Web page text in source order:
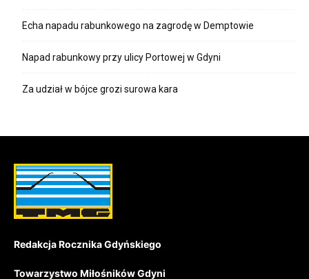
Echa napadu rabunkowego na zagrodę w Demptowie
Napad rabunkowy przy ulicy Portowej w Gdyni
Za udział w bójce grozi surowa kara
Redakcja Rocznika Gdyńskiego
Towarzystwo Miłośników Gdyni